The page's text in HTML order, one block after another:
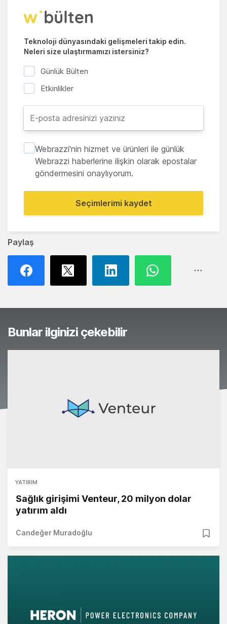
Paylaş
Teknoloji dünyasındaki gelişmeleri takip edin.
Neleri size ulaştırmamızı istersiniz?
Günlük Bülten
Etkinlikler
Webrazzi'nin hizmet ve ürünleri ile günlük
Webrazzi haberlerine ilişkin olarak epostalar
göndermesini onaylıyorum.
Seçimlerimi kaydet
Bunlar ilginizi çekebilir
YATIRIM
Sağlık girişimi Venteur, 20 milyon dolar
yatırım aldı
Candeğer Muradoğlu